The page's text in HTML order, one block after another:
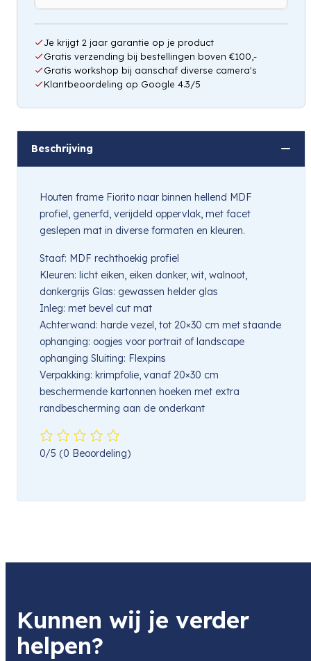
Je krijgt 2 jaar garantie op je product
Gratis verzending bij bestellingen boven €100,-
Gratis workshop bij aanschaf diverse camera's
Klantbeoordeling op Google 4.3/5
Beschrijving
Houten frame Fiorito naar binnen hellend MDF
profiel, generfd, verijdeld oppervlak, met facet
geslepen mat in diverse formaten en kleuren.
Staaf: MDF rechthoekig profiel
Kleuren: licht eiken, eiken donker, wit, walnoot,
donkergrijs Glas: gewassen helder glas
Inleg: met bevel cut mat
Achterwand: harde vezel, tot 20×30 cm met staande
ophanging: oogjes voor portrait of landscape
ophanging Sluiting: Flexpins
Verpakking: krimpfolie, vanaf 20×30 cm
beschermende kartonnen hoeken met extra
randbescherming aan de onderkant
0/5 (0 Beoordeling)
Kunnen wij je verder
helpen?